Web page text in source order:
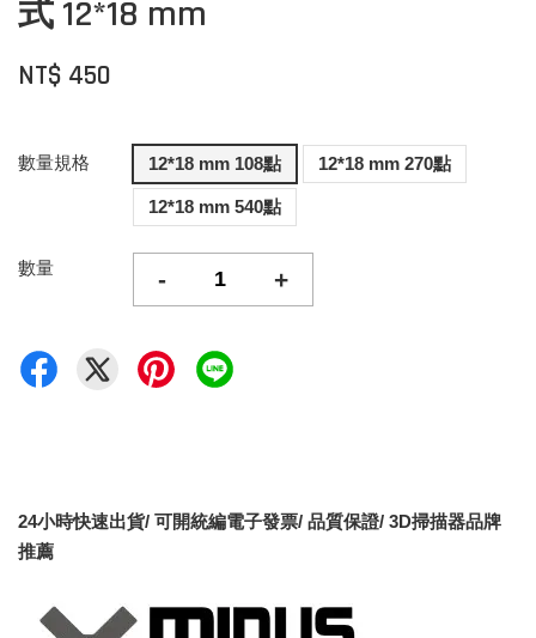
式 12*18 mm
NT$ 450
數量規格 12*18 mm 108點 12*18 mm 270點
12*18 mm 540點
數量 - +
24小時快速出貨/ 可開統編電子發票/ 品質保證/ 3D掃描器品牌
推薦